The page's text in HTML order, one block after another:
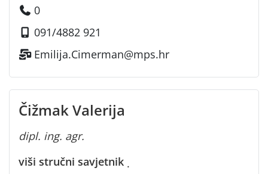
0
091/4882 921
Emilija.Cimerman@mps.hr
Čižmak Valerija
dipl. ing. agr.
viši stručni savjetnik ·